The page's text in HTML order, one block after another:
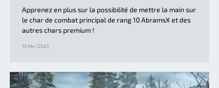
Apprenez en plus sur la possibilité de mettre la main sur
le char de combat principal de rang 10 AbramsX et des
autres chars premium !
13 fév | 2025